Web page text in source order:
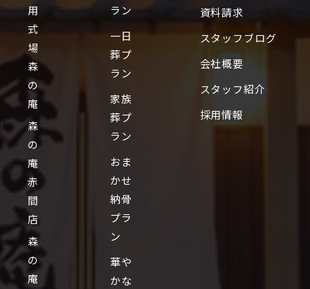
用
式
場
森
の
庵
森
の
庵
赤
間
店
森
の
庵
ラン
一日
葬プ
ラン
家族
葬プ
ラン
おま
かせ
納骨
プラ
ン
華や
かな
資料請求
スタッフブログ
会社概要
スタッフ紹介
採用情報